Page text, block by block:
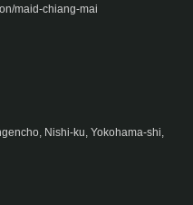
maid-chiang-mai
Nishi-ku, Yokohama-shi,